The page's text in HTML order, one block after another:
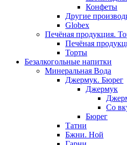
Конфеты
Другие
Globex
Печёная продукция.
Печёная
Торты
Безалкогольные напитки
Минеральная Вода
Джермук. Бюрег
Джермук
Со
Бюрег
Татни
Бжни. Ной